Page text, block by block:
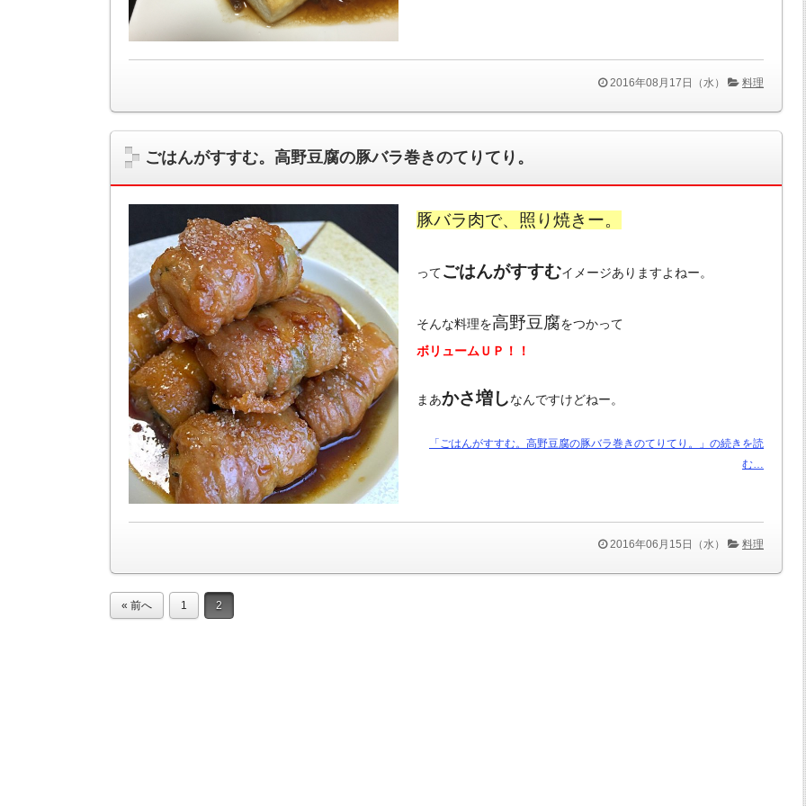
2016年08月17日（水） 料理
ごはんがすすむ。高野豆腐の豚バラ巻きのてりてり。
豚バラ肉で、照り焼きー。
ってごはんがすすむイメージありますよねー。
そんな料理を高野豆腐をつかって
ボリュームＵＰ！！
まあかさ増しなんですけどねー。
「ごはんがすすむ。高野豆腐の豚バラ巻きのてりてり。」の続きを読
む…
2016年06月15日（水） 料理
« 前へ 1 2